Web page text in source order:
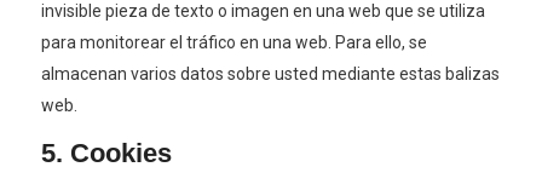
invisible pieza de texto o imagen en una web que se utiliza
para monitorear el tráfico en una web. Para ello, se
almacenan varios datos sobre usted mediante estas balizas
web.
5. Cookies